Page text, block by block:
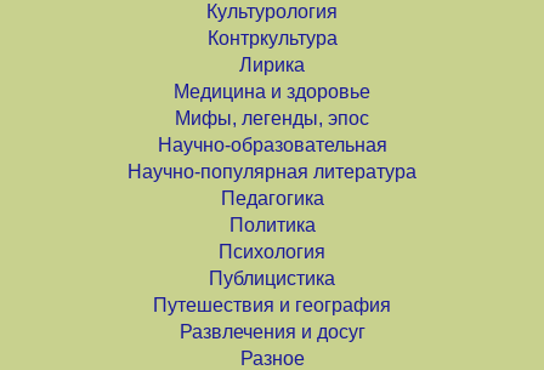
Культурология
Контркультура
Лирика
Медицина и здоровье
Мифы, легенды, эпос
Научно-образовательная
Научно-популярная литература
Педагогика
Политика
Психология
Публицистика
Путешествия и география
Развлечения и досуг
Разное